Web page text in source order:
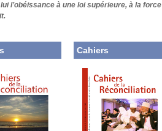
l’obéissance à une loi supérieure, à la force
Cahiers